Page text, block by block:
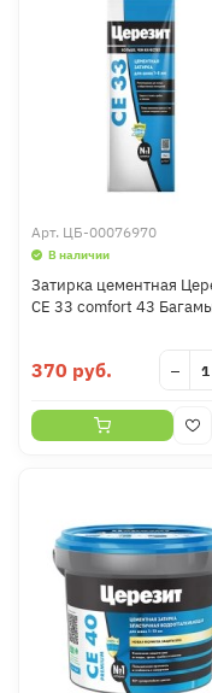
Арт. ЦБ-00076970
В наличии
Затирка цементная
CE 33 comfort 43
370 руб. −